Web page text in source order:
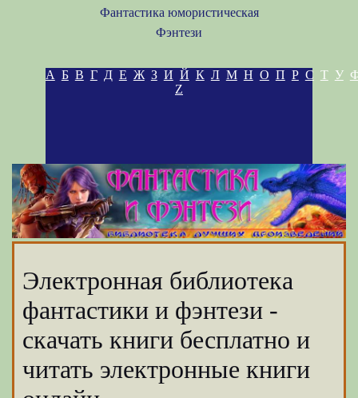
Фантастика юмористическая
Фэнтези
А Б В Г Д Е Ж З И Й К Л М Н О П Р С Т У
Z
Электронная библиотека
фантастики и фэнтези -
скачать книги бесплатно и
читать электронные книги